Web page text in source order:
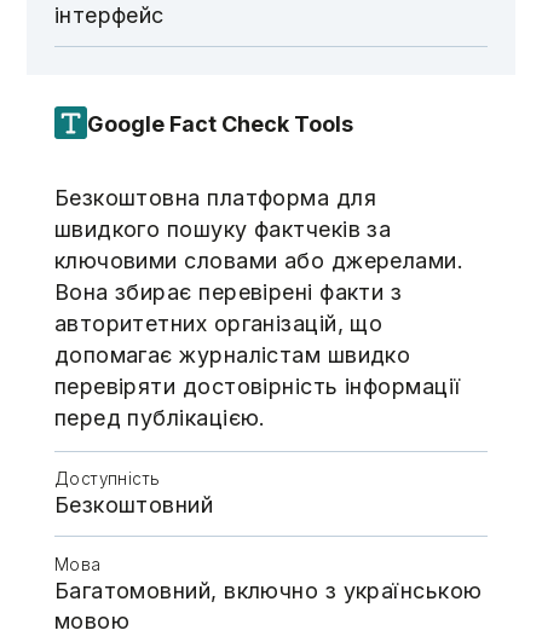
інтерфейс
Google Fact Check Tools
Безкоштовна платформа для
швидкого пошуку фактчеків за
ключовими словами або джерелами.
Вона збирає перевірені факти з
авторитетних організацій, що
допомагає журналістам швидко
перевіряти достовірність інформації
перед публікацією.
Доступність
Безкоштовний
Мова
Багатомовний, включно з українською
мовою